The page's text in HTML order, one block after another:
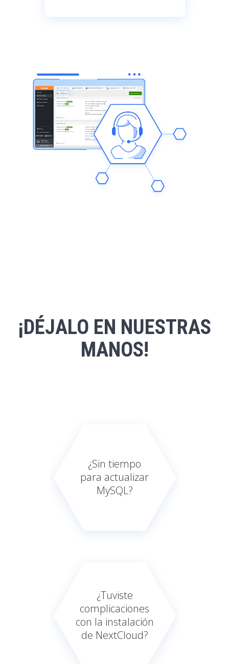
¡DÉJALO EN NUESTRAS
MANOS!
¿Sin tiempo
para actualizar
MySQL?
¿Tuviste
complicaciones
con la instalación
de NextCloud?